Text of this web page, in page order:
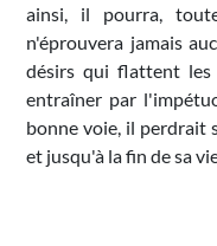
ainsi, il pourra,
n'éprouvera jamais
désirs qui flattent les
entraîner par
bonne voie, il perdrait
et jusqu'à la fin de sa